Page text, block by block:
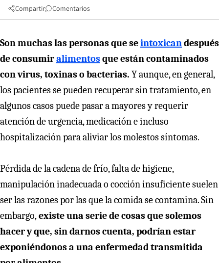
Compartir Comentarios
Son muchas las personas que seintoxicandespués
de consumiralimentosque están contaminados
con virus, toxinas o bacterias. Y aunque, en general,
los pacientes se pueden recuperar sin tratamiento, en
algunos casos puede pasar a mayores y requerir
atención de urgencia, medicación e incluso
hospitalización para aliviar los molestos síntomas.
Pérdida de la cadena de frío, falta de higiene,
manipulación inadecuada o cocción insuficiente suelen
ser las razones por las que la comida se contamina. Sin
embargo,existe una serie de cosas que solemos
hacer y que, sin darnos cuenta, podrían estar
exponiéndonos a una enfermedad transmitida